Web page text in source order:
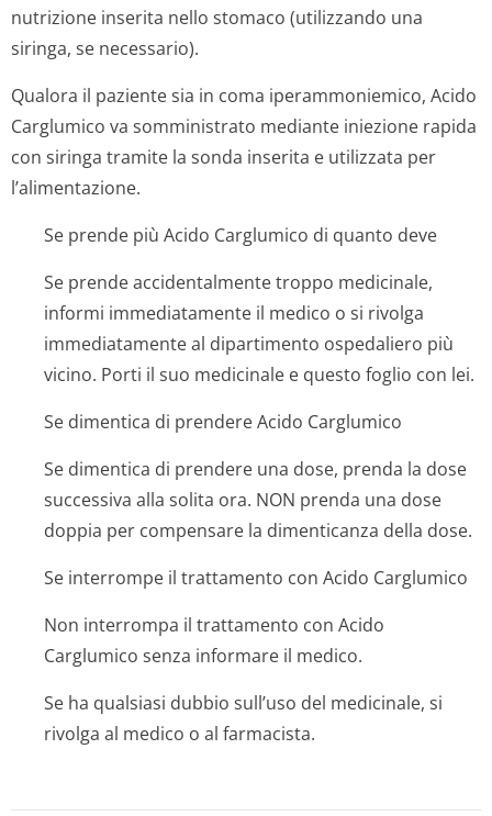
nutrizione inserita nello stomaco (utilizzando una
siringa, se necessario).
Qualora il paziente sia in coma iperammoniemico, Acido
Carglumico va somministrato mediante iniezione rapida
con siringa tramite la sonda inserita e utilizzata per
l’alimentazione.
Se prende più Acido Carglumico di quanto deve
Se prende accidentalmente troppo medicinale,
informi immediatamente il medico o si rivolga
immediatamente al dipartimento ospedaliero più
vicino. Porti il suo medicinale e questo foglio con lei.
Se dimentica di prendere Acido Carglumico
Se dimentica di prendere una dose, prenda la dose
successiva alla solita ora. NON prenda una dose
doppia per compensare la dimenticanza della dose.
Se interrompe il trattamento con Acido Carglumico
Non interrompa il trattamento con Acido
Carglumico senza informare il medico.
Se ha qualsiasi dubbio sull’uso del medicinale, si
rivolga al medico o al farmacista.